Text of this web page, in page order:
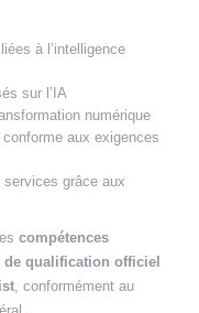
à l’intelligence
sur l’IA
numérique
aux exigences
grâce aux
compétences
qualification officiel
, conformément au